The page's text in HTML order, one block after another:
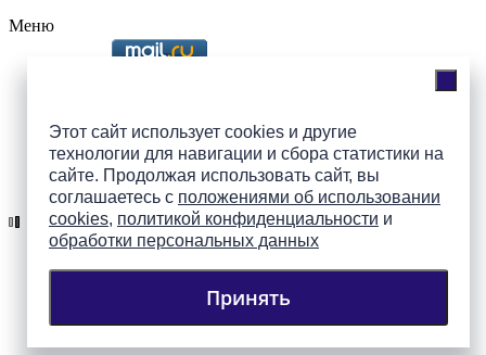
Этот сайт использует cookies и другие
технологии для навигации и сбора статистики на
сайте. Продолжая использовать сайт, вы
соглашаетесь с положениями об использовании
cookies, политикой конфиденциальности и
обработки персональных данных
Принять
Меню
Подпишись на группы
ПАИ в соцсетях!